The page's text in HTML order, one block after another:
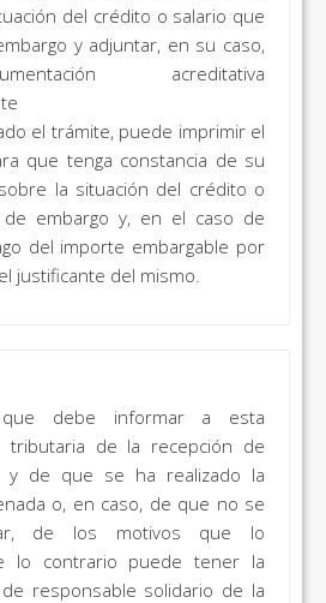
del crédito o salario que
y adjuntar, en su caso,
acreditativa
el trámite, puede imprimir el
que tenga constancia de su
la situación del crédito o
de embargo y, en el caso de
del importe embargable por
justificante del mismo.
debe informar a esta
tributaria de la recepción de
y de que se ha realizado la
o, en caso, de que no se
de los motivos que lo
lo contrario puede tener la
responsable solidario de la